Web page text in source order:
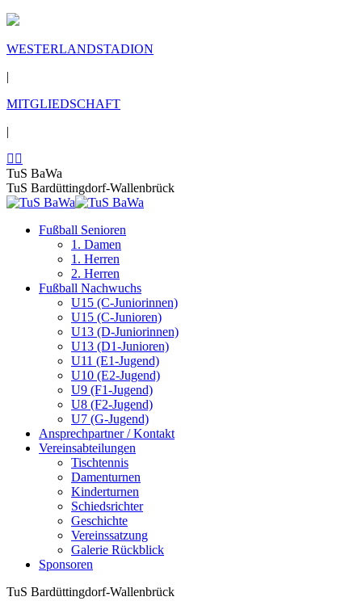
WESTERLANDSTADION
|
MITGLIEDSCHAFT
|
TuS BaWa
TuS Bardüttingdorf-Wallenbrück
Fußball Senioren
1. Damen
1. Herren
2. Herren
Fußball Nachwuchs
U15 (C-Juniorinnen)
U15 (C-Junioren)
U13 (D-Juniorinnen)
U13 (D1-Junioren)
U11 (E1-Jugend)
U10 (E2-Jugend)
U9 (F1-Jugend)
U8 (F2-Jugend)
U7 (G-Jugend)
Ansprechpartner / Kontakt
Vereinsabteilungen
Tischtennis
Damenturnen
Kinderturnen
Schiedsrichter
Geschichte
Vereinssatzung
Galerie Rückblick
Sponsoren
TuS Bardüttingdorf-Wallenbrück